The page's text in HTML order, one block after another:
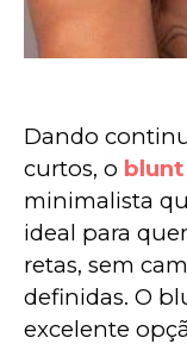
Dando
curtos, o
minimalista
ideal para
retas, sem
definidas. O
excelente